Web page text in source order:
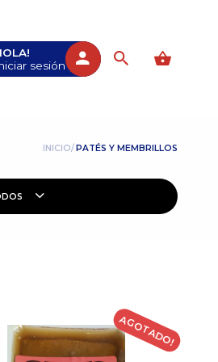
sesión
INICIO/PATÉS Y MEMBRILLOS
AGOTADO!